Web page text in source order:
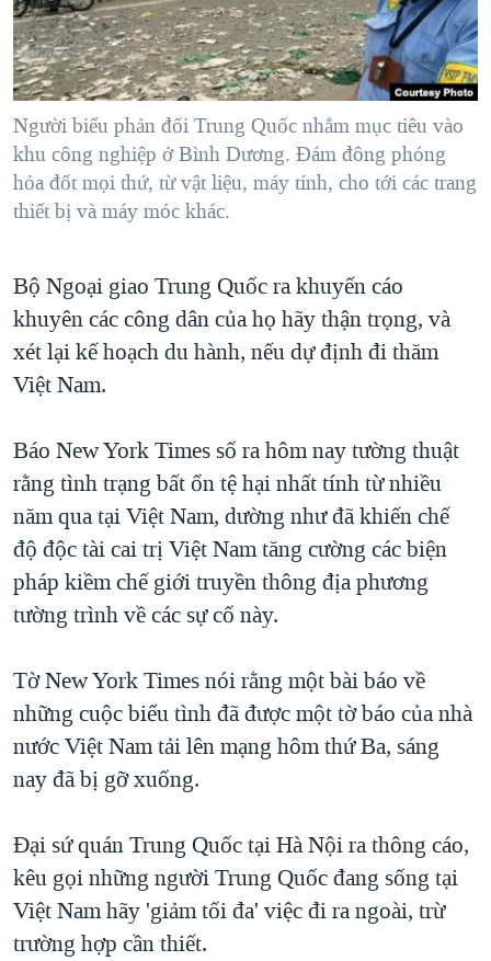
"Tìm"NGƯỜI VIỆT HẢI NGOẠI
ĐỜI SỐNG
KINH TẾ
KHOA HỌC
SỨC KHOẺ
VĂN HOÁ
GIÁO DỤC
TẠI
HÀNH TRÌNH BẦU CỬ 2024
MỘT NĂM CHIẾN TRANH TẠI DẢI GAZA
GIẢI MÃ VÀNH ĐAI & CON ĐƯỜNG
NGÀY TỊ NẠN THẾ GIỚI
TRỊNH VĨNH BÌNH - NGƯỜI HẠ 'BÊN THẮNG CUỘC'
CHI PHÍ CHIẾN TRANH AFGHANISTAN
CÁC GIÁ TRỊ CỘNG HÒA Ở VIỆT NAM
THƯỢNG ĐỈNH TRUMP-KIM TẠI VIỆT NAM
NGƯ DÂN VIỆT VÀ LÀN SÓNG TRỘM HẢI SÂM
BÊN KIA QUỐC LỘ: TIẾNG VỌNG TỪ NÔNG THÔN MỸ
QUAN HỆ VIỆT MỸ
VIDEO
NGHE
MẠNG XÃ HỘI
Ngôn ngữ khác
Người biểu phản đối Trung Quốc nhắm mục tiêu vào
khu công nghiệp ở Bình Dương. Ðám đông phóng
hỏa đốt mọi thứ, từ vật liệu, máy tính, cho tới các trang
thiết bị và máy móc khác.
Bộ Ngoại giao Trung Quốc ra khuyến cáo
khuyên các công dân của họ hãy thận trọng, và
xét lại kế hoạch du hành, nếu dự định đi thăm
Việt Nam.
Báo New York Times số ra hôm nay tường thuật
rằng tình trạng bất ổn tệ hại nhất tính từ nhiều
năm qua tại Việt Nam, dường như đã khiến chế
độ độc tài cai trị Việt Nam tăng cường các biện
pháp kiềm chế giới truyền thông địa phương
tường trình về các sự cố này.
Tờ New York Times nói rằng một bài báo về
những cuộc biểu tình đã được một tờ báo của nhà
nước Việt Nam tải lên mạng hôm thứ Ba, sáng
nay đã bị gỡ xuống.
Đại sứ quán Trung Quốc tại Hà Nội ra thông cáo,
kêu gọi những người Trung Quốc đang sống tại
Việt Nam hãy 'giảm tối đa' việc đi ra ngoài, trừ
trường hợp cần thiết.